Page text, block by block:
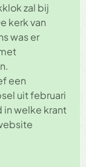
zal bij
kerk van
was er
een
uit februari
in welke krant